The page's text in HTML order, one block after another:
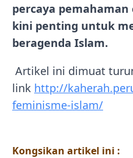
percaya
kini penting untuk
beragenda Islam.
Artikel ini dimuat
link http://
feminisme-islam/
Kongsikan artikel ini :